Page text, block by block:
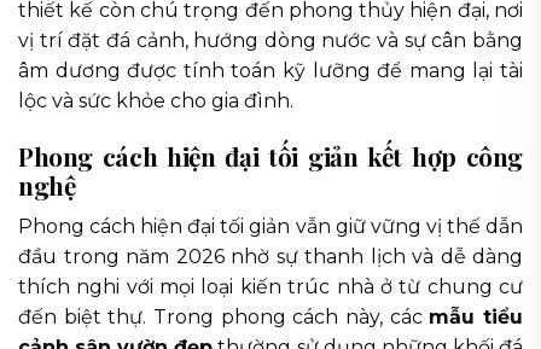
thiết kế còn chú trọng đến phong thủy hiện đại, nơi
vị trí đặt đá cảnh, hướng dòng nước và sự cân bằng
âm dương được tính toán kỹ lưỡng để mang lại tài
lộc và sức khỏe cho gia đình.
Phong cách hiện đại tối giản kết hợp công
nghệ
Phong cách hiện đại tối giản vẫn giữ vững vị thế dẫn
đầu trong năm 2026 nhờ sự thanh lịch và dễ dàng
thích nghi với mọi loại kiến trúc nhà ở từ chung cư
đến biệt thự. Trong phong cách này, các mẫu tiểu